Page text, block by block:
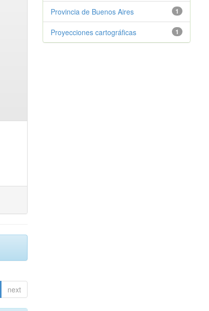
next
1
Provincia de Buenos Aires
1
Proyecciones cartográficas